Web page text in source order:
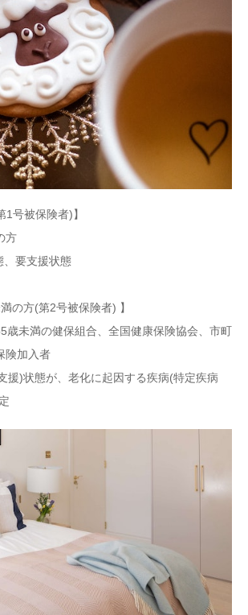
1号被保険者)】
方
要支援状態
の方(第2号被保険者) 】
歳未満の健保組合、全国健康保険協会、市町
険加入者
)状態が、老化に起因する疾病(特定疾病